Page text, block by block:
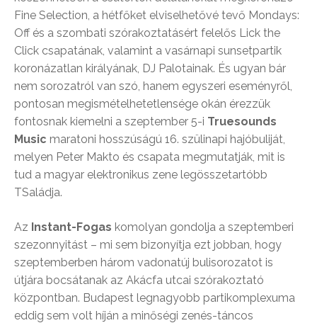
Fine Selection, a hétfőket elviselhetővé tevő Mondays:
Off és a szombati szórakoztatásért felelős Lick the
Click csapatának, valamint a vasárnapi sunsetpartik
koronázatlan királyának, DJ Palotainak. És ugyan bár
nem sorozatról van szó, hanem egyszeri eseményről,
pontosan megismételhetetlensége okán érezzük
fontosnak kiemelni a szeptember 5-i Truesounds
Music maratoni hosszúságú 16. szülinapi hajóbuliját,
melyen Peter Makto és csapata megmutatják, mit is
tud a magyar elektronikus zene legösszetartóbb
TSaládja.
Az Instant-Fogas komolyan gondolja a szeptemberi
szezonnyitást – mi sem bizonyítja ezt jobban, hogy
szeptemberben három vadonatúj bulisorozatot is
útjára bocsátanak az Akácfa utcai szórakoztató
központban. Budapest legnagyobb partikomplexuma
eddig sem volt híján a minőségi zenés-táncos